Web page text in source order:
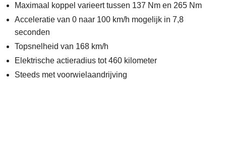
Maximaal koppel varieert tussen 137 Nm en 265 Nm
Acceleratie van 0 naar 100 km/h mogelijk in 7,8
seconden
Topsnelheid van 168 km/h
Elektrische actieradius tot 460 kilometer
Steeds met voorwielaandrijving